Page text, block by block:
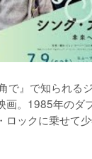
で』で知られる
画。1985年のダ
ロックに乗せて